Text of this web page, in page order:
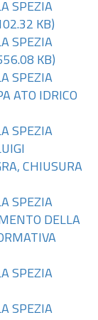
SPEZIA
KB)
SPEZIA
KB)
SPEZIA
ATO IDRICO
SPEZIA
CHIUSURA
SPEZIA
DELLA
SPEZIA
SPEZIA